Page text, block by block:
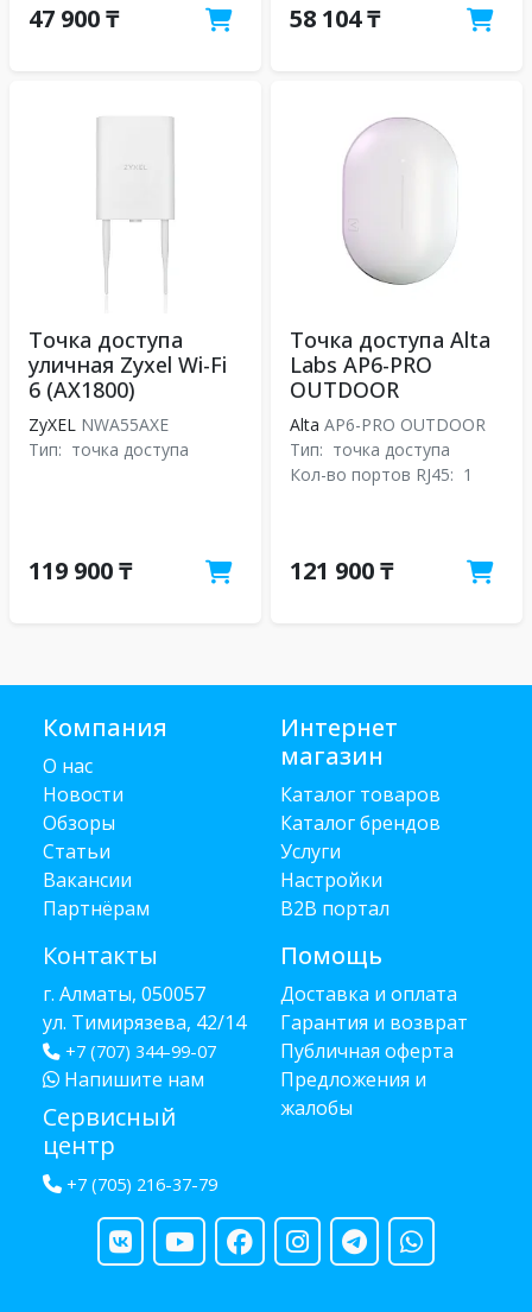
47 900 ₸ 58 104 ₸
Точка доступа
уличная Zyxel Wi-Fi
6 (AX1800)
ZyXEL NWA55AXE
Тип: точка доступа
119 900 ₸
Точка доступа Alta
Labs AP6-PRO
OUTDOOR
Alta AP6-PRO OUTDOOR
Тип: точка доступа
Кол-во портов RJ45: 1
121 900 ₸
Компания
О нас
Новости
Обзоры
Статьи
Вакансии
Партнёрам
Контакты
г. Алматы, 050057
ул. Тимирязева, 42/14
+7 (707) 344-99-07
Напишите нам
Сервисный
центр
+7 (705) 216-37-79
Интернет
магазин
Каталог товаров
Каталог брендов
Услуги
Настройки
B2B портал
Помощь
Доставка и оплата
Гарантия и возврат
Публичная оферта
Предложения и
жалобы